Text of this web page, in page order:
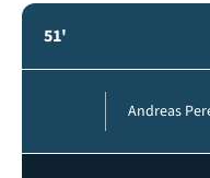
51'
Andreas